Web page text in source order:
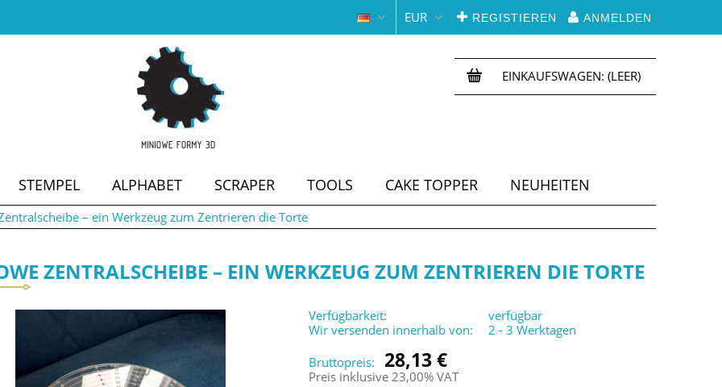
REGISTIEREN ANMELDEN
EUR
EINKAUFSWAGEN: (LEER)
STEMPEL ALPHABET SCRAPER TOOLS CAKE TOPPER NEUHEITEN
SALE
– ein Werkzeug zum Zentrieren die Torte
ZENTRALSCHEIBE – EIN WERKZEUG ZUM ZENTRIEREN DIE TORTE
Verfügbarkeit:
verfügbar
Wir versenden innerhalb von:
2 - 3 Werktagen
Bruttopreis:
28,13 €
Preis inklusive 23,00% VAT